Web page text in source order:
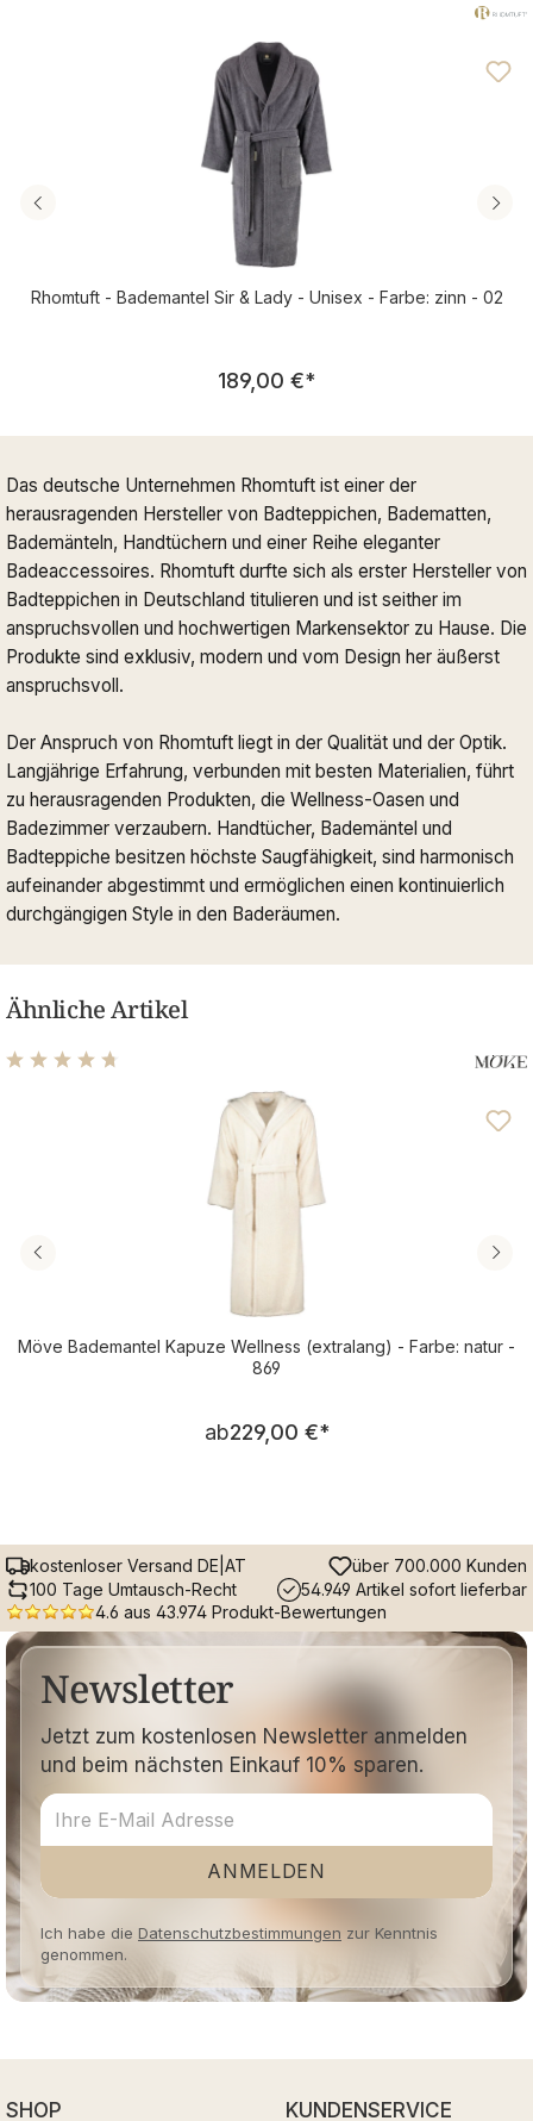
Rhomtuft - Bademantel Sir & Lady - Unisex - Farbe: zinn - 02
Regulärer Preis:
189,00 €*
Das deutsche Unternehmen Rhomtuft ist einer der
herausragenden Hersteller von Badteppichen, Badematten,
Bademänteln, Handtüchern und einer Reihe eleganter
Badeaccessoires. Rhomtuft durfte sich als erster Hersteller von
Badteppichen in Deutschland titulieren und ist seither im
anspruchsvollen und hochwertigen Markensektor zu Hause. Die
Produkte sind exklusiv, modern und vom Design her äußerst
anspruchsvoll.
Der Anspruch von Rhomtuft liegt in der Qualität und der Optik.
Langjährige Erfahrung, verbunden mit besten Materialien, führt
zu herausragenden Produkten, die Wellness-Oasen und
Badezimmer verzaubern. Handtücher, Bademäntel und
Badteppiche besitzen höchste Saugfähigkeit, sind harmonisch
aufeinander abgestimmt und ermöglichen einen kontinuierlich
durchgängigen Style in den Baderäumen.
Ähnliche Artikel
Durchschnittliche Bewertung von 4.72 von 5 Sternen
Möve Bademantel Kapuze Wellness (extralang) - Farbe: natur -
869
Regulärer Preis:
ab229,00 €*
kostenloser Versand DE|AT
über 700.000 Kunden
100 Tage Umtausch-Recht
54.949 Artikel sofort lieferbar
4.6 aus 43.974 Produkt-Bewertungen
Newsletter
Jetzt zum kostenlosen Newsletter anmelden
und beim nächsten Einkauf 10% sparen.
ANMELDEN
Ich habe die Datenschutzbestimmungen zur Kenntnis
genommen.
SHOP KUNDENSERVICE